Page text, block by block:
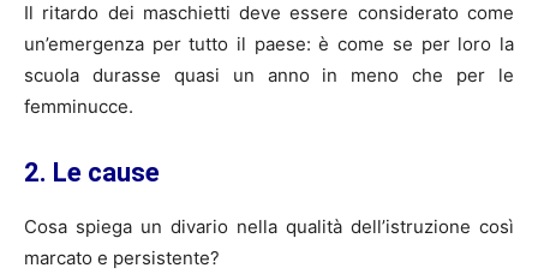
Il ritardo dei maschietti deve essere considerato come
un’emergenza per tutto il paese: è come se per loro la
scuola durasse quasi un anno in meno che per le
femminucce.
2. Le cause
Cosa spiega un divario nella qualità dell’istruzione così
marcato e persistente?